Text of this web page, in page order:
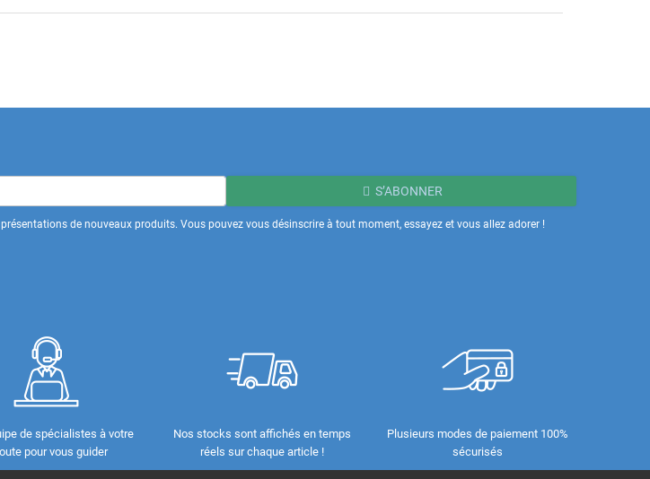
S’ABONNER
de nouveaux produits. Vous pouvez vous désinscrire à tout moment, essayez et vous allez adorer !
de spécialistes à votre
pour vous guider
Nos stocks sont affichés en temps
réels sur chaque article !
Plusieurs modes de paiement 100%
sécurisés